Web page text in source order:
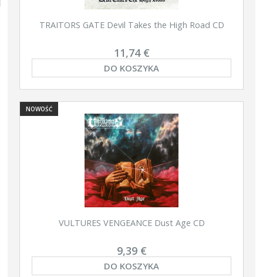
TRAITORS GATE Devil Takes the High Road CD
11,74 €
DO KOSZYKA
VULTURES VENGEANCE Dust Age CD
9,39 €
DO KOSZYKA
NOWOŚĆ